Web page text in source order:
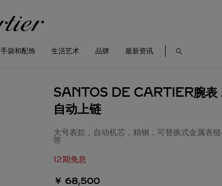
手袋和配饰 生活艺术 品牌 最新资讯
SANTOS DE CARTIER腕表
自动上链
大号表款，自动机芯，精钢，可替换式金属表
带
12期免息
￥ 68,500